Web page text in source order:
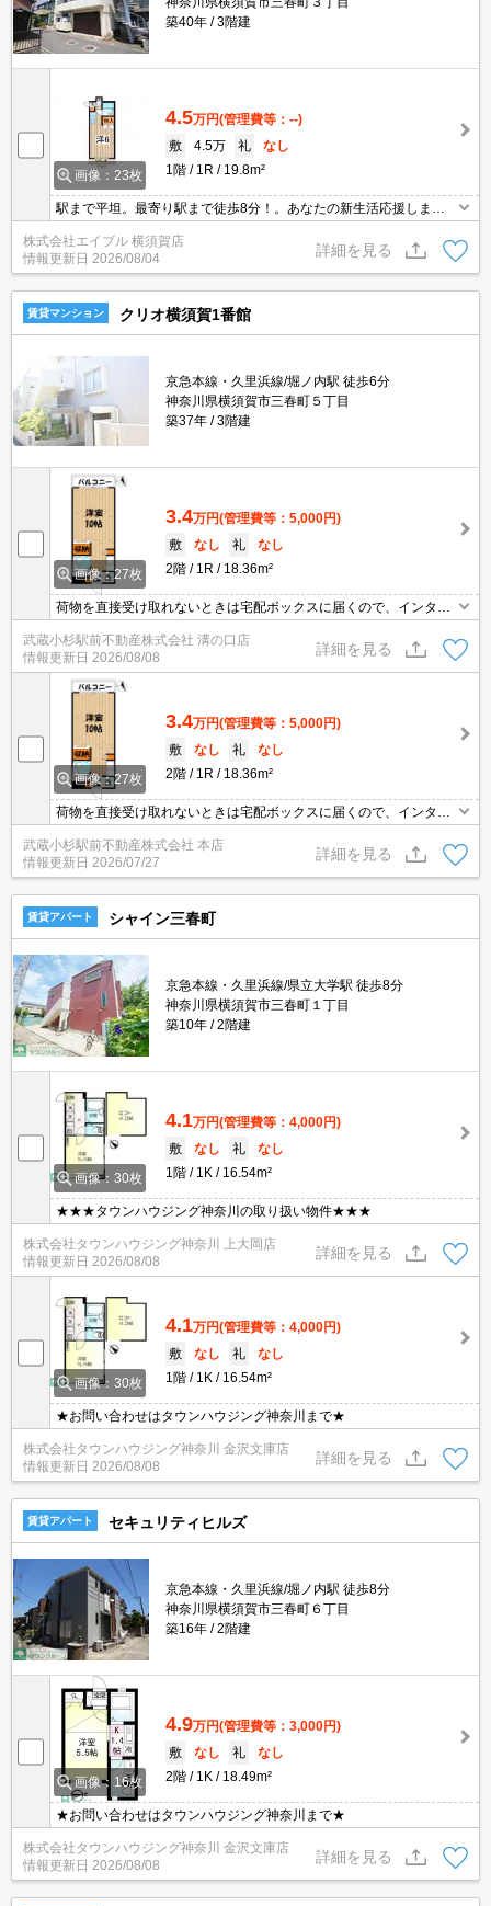
築40年
3階建
画像：23枚
4.5万円(管理費等：--)
敷
4.5万 礼
なし
1階
1R 19.8m²
駅まで平坦。最寄り駅まで徒歩8分！。あなたの新生活応援しま
す！。家賃の支払でポイントたまります（条件あり）。オンライン
対応可。SAT119(消火剤)6,930円。消火剤・防災グッズ代16,500円
～。
株式会社エイブル 横須賀店
情報更新日 2026/08/04
詳細を見る
賃貸マンション クリオ横須賀1番館
京急本線・久里浜線/堀ノ内駅 徒歩6分
神奈川県横須賀市三春町５丁目
築37年
3階建
画像：27枚
3.4万円(管理費等：5,000円)
敷
なし 礼
なし
2階
1R 18.36m²
荷物を直接受け取れないときは宅配ボックスに届くので、インター
ネットショッピングをよくする方や日中家にいないことが多い方に
おすすめです。セキュリティ面は、TVインターホン・オートロック
などを設置しているので安全面でも優れております。室内設備はエ
アコン・冷房など大変充実しております。駐輪場が併設されている
物件です。
武蔵小杉駅前不動産株式会社 溝の口店
情報更新日 2026/08/08
詳細を見る
画像：27枚
3.4万円(管理費等：5,000円)
敷
なし 礼
なし
2階
1R 18.36m²
荷物を直接受け取れないときは宅配ボックスに届くので、インター
ネットショッピングをよくする方や日中家にいないことが多い方に
おすすめです。セキュリティ面は、TVインターホン・オートロック
などを設置しているので安全面でも優れております。室内設備はエ
アコン・冷房など大変充実しております。駐輪場が併設されている
物件です。
武蔵小杉駅前不動産株式会社 本店
情報更新日 2026/07/27
詳細を見る
賃貸アパート シャイン三春町
京急本線・久里浜線/県立大学駅 徒歩8分
神奈川県横須賀市三春町１丁目
築10年
2階建
画像：30枚
4.1万円(管理費等：4,000円)
敷
なし 礼
なし
1階
1K 16.54m²
★★★タウンハウジング神奈川の取り扱い物件★★★
株式会社タウンハウジング神奈川 上大岡店
情報更新日 2026/08/08
詳細を見る
画像：30枚
4.1万円(管理費等：4,000円)
敷
なし 礼
なし
1階
1K 16.54m²
★お問い合わせはタウンハウジング神奈川まで★
株式会社タウンハウジング神奈川 金沢文庫店
情報更新日 2026/08/08
詳細を見る
賃貸アパート セキュリティヒルズ
京急本線・久里浜線/堀ノ内駅 徒歩8分
神奈川県横須賀市三春町６丁目
築16年
2階建
画像：16枚
4.9万円(管理費等：3,000円)
敷
なし 礼
なし
2階
1K 18.49m²
★お問い合わせはタウンハウジング神奈川まで★
株式会社タウンハウジング神奈川 金沢文庫店
情報更新日 2026/08/08
詳細を見る